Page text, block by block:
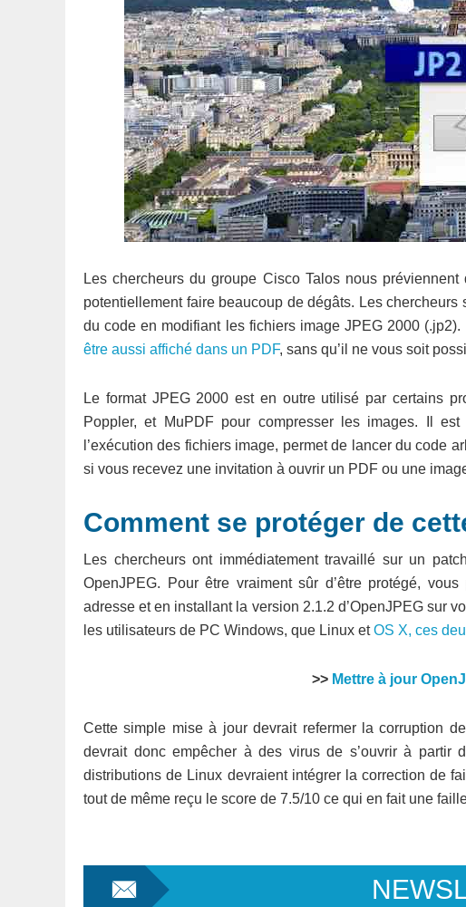
Les chercheurs du groupe Cisco Talos nous
potentiellement faire beaucoup de dégâts. Les chercheurs
du code en modifiant les fichiers image JPEG 2000
être aussi affiché dans un PDF, sans qu’il ne vous soit
Le format JPEG 2000 est en outre utilisé par certains
Poppler, et MuPDF pour compresser les images. Il
l’exécution des fichiers image, permet de lancer du code
si vous recevez une invitation à ouvrir un PDF ou une
Comment se protéger de
Les chercheurs ont immédiatement travaillé sur un
OpenJPEG. Pour être vraiment sûr d’être protégé,
adresse et en installant la version 2.1.2 d’OpenJPEG sur
les utilisateurs de PC Windows, que Linux etOS X, ces
>> Mettre à jour
Cette simple mise à jour devrait refermer la corruption
devrait donc empêcher à des virus de s’ouvrir à partir
distributions de Linux devraient intégrer la correction de
tout de même reçu le score de 7.5/10 ce qui en fait une